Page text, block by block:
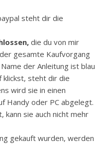
steht dir die
die du von mir
gesamte Kaufvorgang
der Anleitung ist blau
klickst, steht dir die
wird sie in einen
Handy oder PC abgelegt.
kann sie auch nicht mehr
gekauft wurden, werden